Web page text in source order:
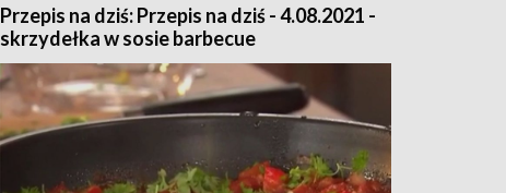
Przepis na dziś: Przepis na dziś - 4.08.2021 -
skrzydełka w sosie barbecue